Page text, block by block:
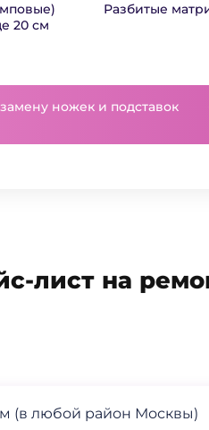
20 см
Разбитые
ножек и подставок
лист на
(в любой район Москвы)